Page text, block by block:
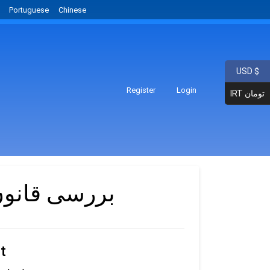
Portuguese Chinese
Register Login
بررسی
USD $
IRT تومان